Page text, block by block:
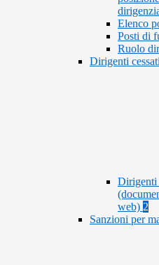
Elenco
Posti di
Ruolo
Dirigenti cessati
Dirigenti
web) 2
Sanzioni per